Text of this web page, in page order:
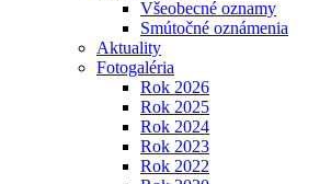
Všeobecné oznamy
Smútočné oznámenia
Aktuality
Fotogaléria
Rok 2026
Rok 2025
Rok 2024
Rok 2023
Rok 2022